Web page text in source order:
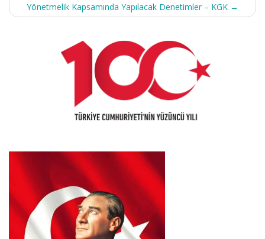
Yönetmelik Kapsamında Yapılacak Denetimler – KGK →